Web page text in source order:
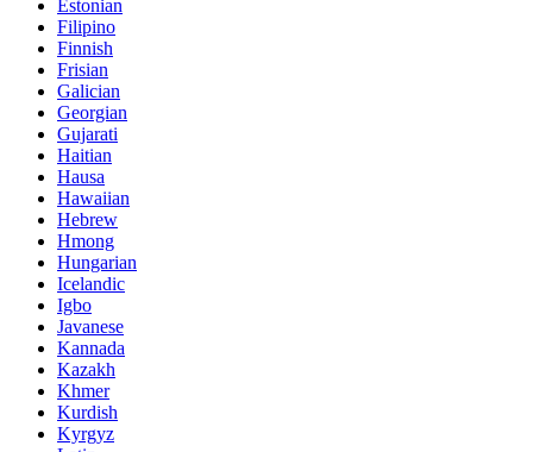
Estonian
Filipino
Finnish
Frisian
Galician
Georgian
Gujarati
Haitian
Hausa
Hawaiian
Hebrew
Hmong
Hungarian
Icelandic
Igbo
Javanese
Kannada
Kazakh
Khmer
Kurdish
Kyrgyz